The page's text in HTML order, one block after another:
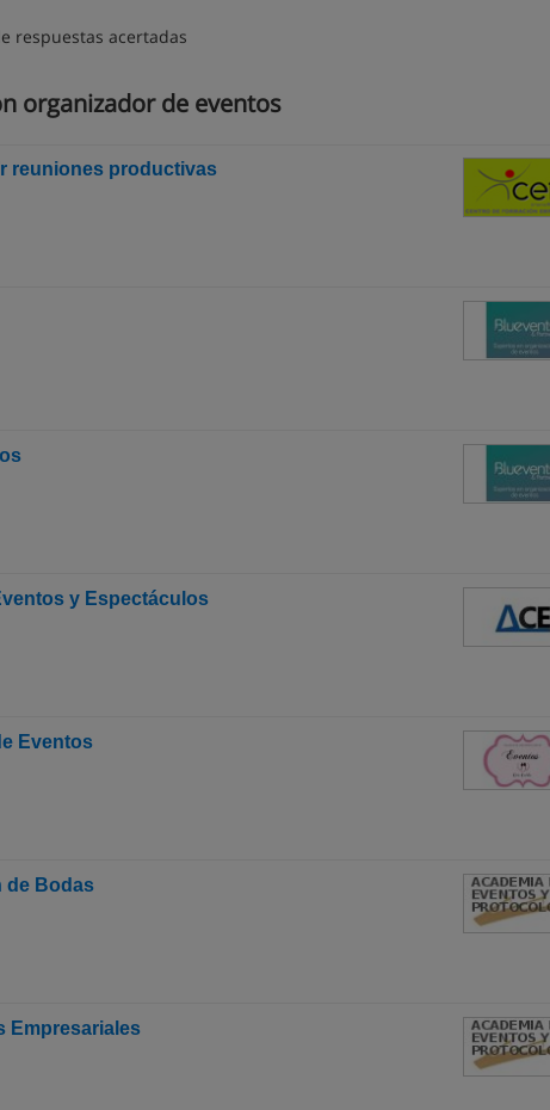
respuestas acertadas
organizador de eventos
reuniones productivas
y Espectáculos
Eventos
de Bodas
Empresariales